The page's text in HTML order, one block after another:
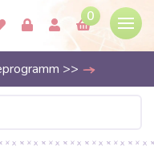
0
>>